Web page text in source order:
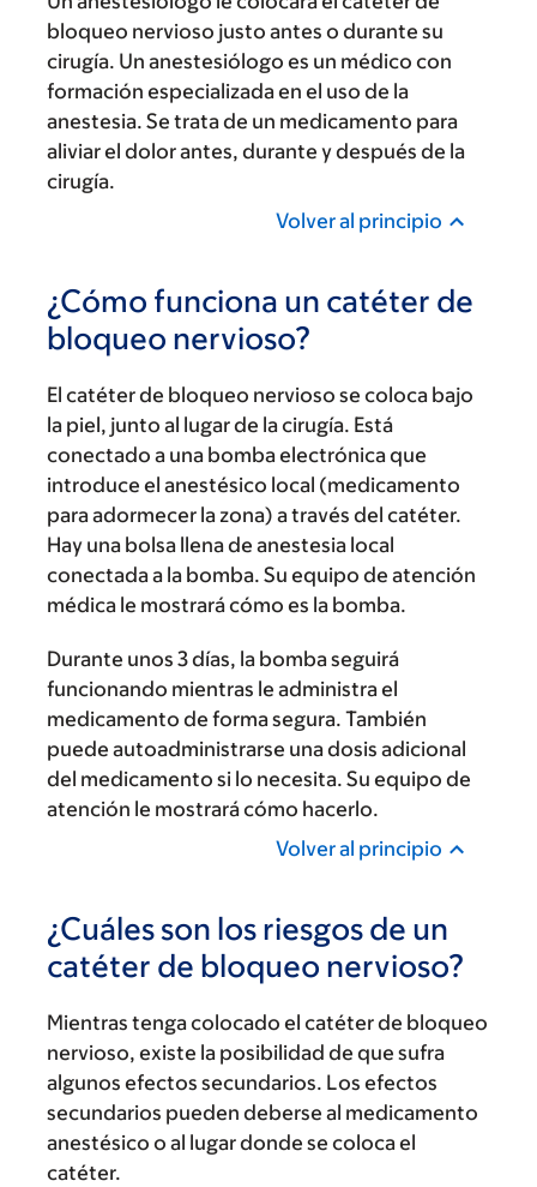
bloqueo nervioso justo antes o durante su
cirugía. Un anestesiólogo es un médico con
formación especializada en el uso de la
anestesia. Se trata de un medicamento para
aliviar el dolor antes, durante y después de la
cirugía.
Volver al principio
¿Cómo funciona un catéter de
bloqueo nervioso?
El catéter de bloqueo nervioso se coloca bajo
la piel, junto al lugar de la cirugía. Está
conectado a una bomba electrónica que
introduce el anestésico local (medicamento
para adormecer la zona) a través del catéter.
Hay una bolsa llena de anestesia local
conectada a la bomba. Su equipo de atención
médica le mostrará cómo es la bomba.
Durante unos 3 días, la bomba seguirá
funcionando mientras le administra el
medicamento de forma segura. También
puede autoadministrarse una dosis adicional
del medicamento si lo necesita. Su equipo de
atención le mostrará cómo hacerlo.
Volver al principio
¿Cuáles son los riesgos de un
catéter de bloqueo nervioso?
Mientras tenga colocado el catéter de bloqueo
nervioso, existe la posibilidad de que sufra
algunos efectos secundarios. Los efectos
secundarios pueden deberse al medicamento
anestésico o al lugar donde se coloca el
catéter.